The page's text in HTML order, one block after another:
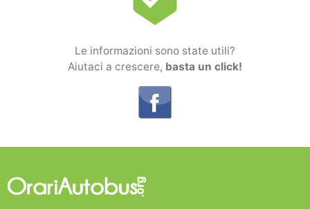
Le informazioni sono state utili?
Aiutaci a crescere, basta un click!